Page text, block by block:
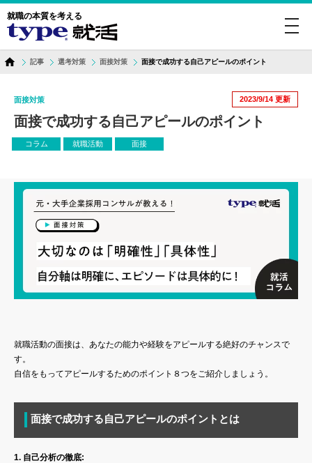
就職の本質を考える
記事 選考対策 面接対策 面接で成功する自己アピールのポイント
2023/9/14 更新
面接対策
面接で成功する自己アピールのポイント
コラム 就職活動 面接
就職活動の面接は、あなたの能力や経験をアピールする絶好のチャンスで
す。
自信をもってアピールするためのポイント８つをご紹介しましょう。
面接で成功する自己アピールのポイントとは
1. 自己分析の徹底: